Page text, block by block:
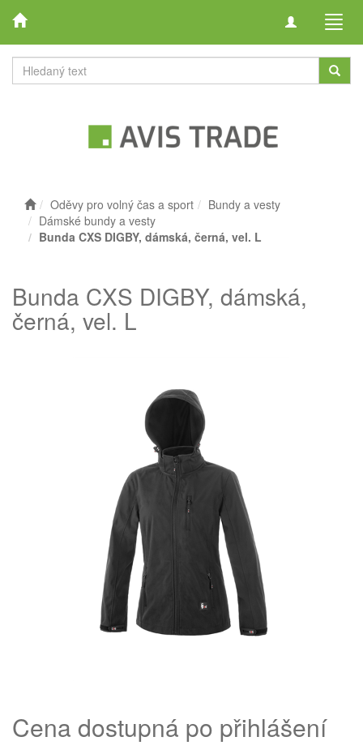
Toggle
Oděvy pro volný čas a sport
Bundy a vesty
Dámské bundy a vesty
Bunda CXS DIGBY, dámská, černá, vel. L
Bunda CXS DIGBY, dámská,
černá, vel. L
Cena dostupná po přihlášení